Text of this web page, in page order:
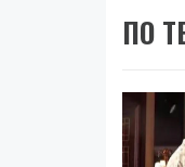
ПО